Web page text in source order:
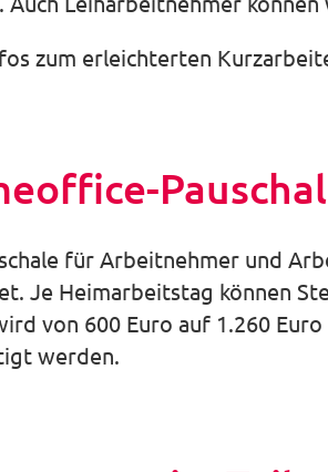
zum erleichterten
für Arbeitnehmer und
Je Heimarbeitstag können
von 600 Euro auf 1.260
werden.